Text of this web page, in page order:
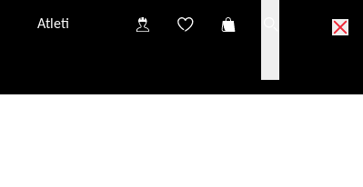
Atleti